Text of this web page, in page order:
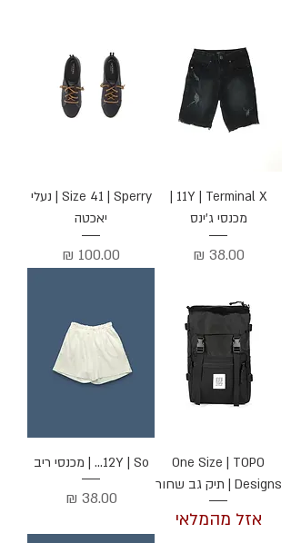
11Y | Terminal X |
מכנסי ג'ינס
מחיר
Size 41 | Sperry | נעלי
יאכטה
מחיר
One Size | TOPO
Designs | תיק גב שחור
אזל מהמלאי
12Y | So... | מכנסי ריב
מחיר